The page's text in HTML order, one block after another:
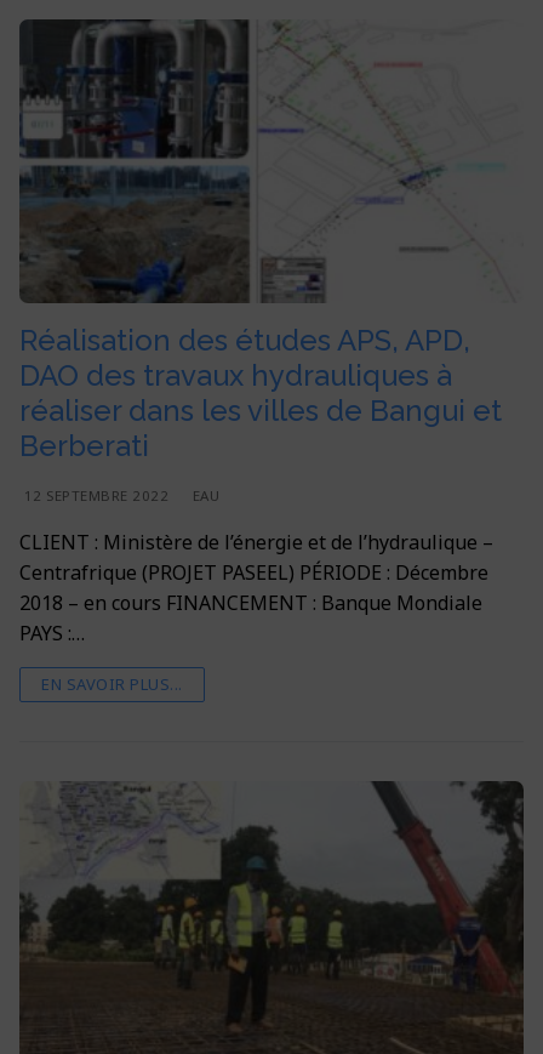
Réalisation des études APS, APD,
DAO des travaux hydrauliques à
réaliser dans les villes de Bangui et
Berberati
12 SEPTEMBRE 2022 EAU
CLIENT : Ministère de l’énergie et de l’hydraulique –
Centrafrique (PROJET PASEEL) PÉRIODE : Décembre
2018 – en cours FINANCEMENT : Banque Mondiale
PAYS :…
EN SAVOIR PLUS...